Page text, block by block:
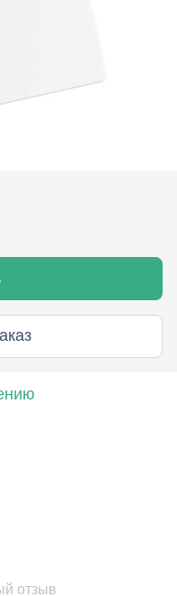
отзыв